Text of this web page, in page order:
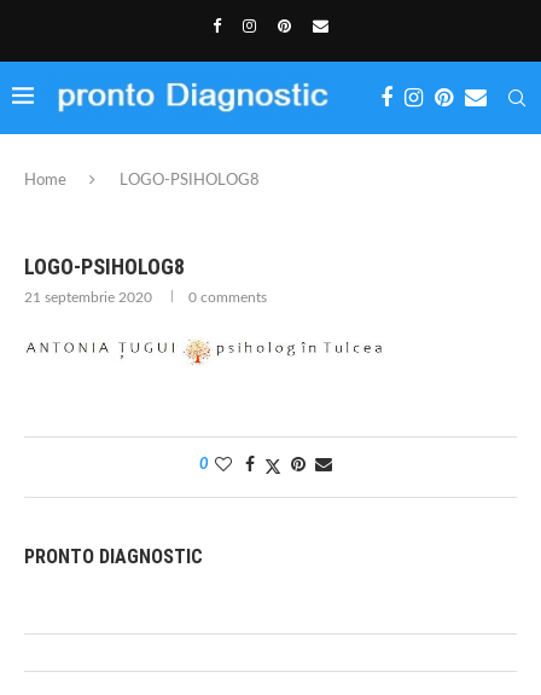
Home LOGO-PSIHOLOG8
LOGO-PSIHOLOG8
21 septembrie 2020 0 comments
0
PRONTO DIAGNOSTIC